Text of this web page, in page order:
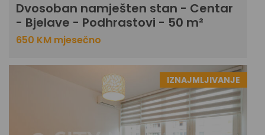
Dvosoban namješten stan - Centar
- Bjelave - Podhrastovi - 50 m²
650 KM mjesečno
IZNAJMLJIVANJE